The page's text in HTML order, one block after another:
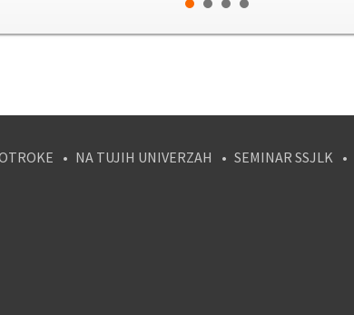
NA TUJIH UNIVERZAH SEMINAR SSJLK